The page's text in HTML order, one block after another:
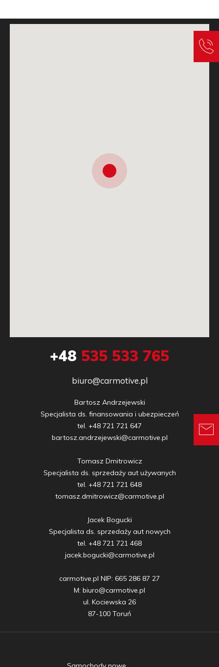
+48 535 533 765
biuro@carmotive.pl
Bartosz Andrzejewski
Specjalista ds. finansowania i ubezpieczeń
tel. +48 721 721 647
bartosz.andrzejewski@carmotive.pl
Tomasz Dmitrowicz
Specjalista ds. sprzedaży aut używanych
tel. +48 721 721 648
tomasz.dmitrowicz@carmotive.pl
Jacek Bogucki
Specjalista ds. sprzedaży aut nowych
tel. +48 721 721 468
jacek.bogucki@carmotive.pl
carmotive.pl NIP: 665 286 87 27
M: biuro@carmotive.pl
ul. Kociewska 26
87-100 Toruń